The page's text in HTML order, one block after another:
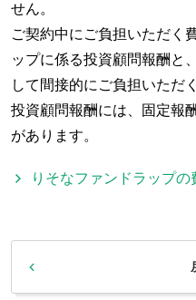
せん。
ご契約中にご負担いただく
ップに係る投資顧問報酬と
して間接的にご負担いただ
投資顧問報酬には、固定報
があります。
りそなファンドラップの